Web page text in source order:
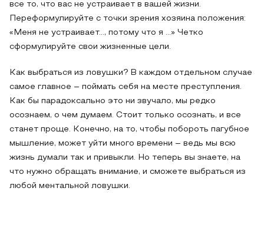
все то, что вас не устраивает в вашей жизни.
Переформулируйте с точки зрения хозяина положения:
«Меня не устраивает…, потому что я …» Четко
сформулируйте свои жизненные цели.
Как выбраться из ловушки? В каждом отдельном случае
самое главное – поймать себя на месте преступления.
Как бы парадоксально это ни звучало, мы редко
осознаем, о чем думаем. Стоит только осознать, и все
станет проще. Конечно, на то, чтобы побороть пагубное
мышление, может уйти много времени – ведь мы всю
жизнь думали так и привыкли. Но теперь вы знаете, на
что нужно обращать внимание, и сможете выбраться из
любой ментальной ловушки.